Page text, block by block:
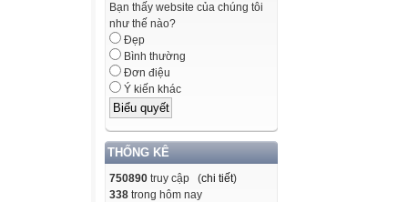
Bạn thấy website của chúng tôi
như thế nào?
Đẹp
Bình thường
Đơn điệu
Ý kiến khác
THỐNG KÊ
750890 truy cập (chi tiết)
338 trong hôm nay